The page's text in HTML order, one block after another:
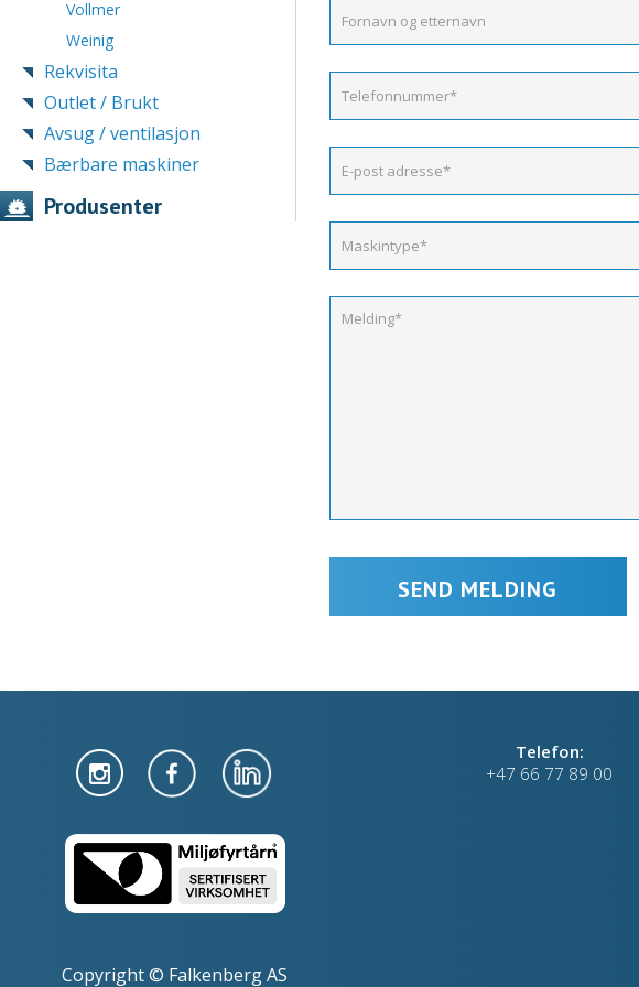
Vollmer
Weinig
Rekvisita
Outlet / Brukt
Avsug / ventilasjon
Bærbare maskiner
Produsenter
Telefon:
+47 66 77 89 00
Copyright © Falkenberg AS